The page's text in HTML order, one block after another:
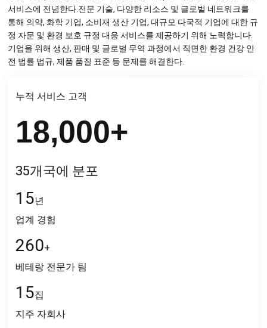
서비스에 전념한다.전문 기술, 다양한 리소스 및 글로벌 네트워크를
통해 의약, 화학 기업, 소비재 생산 기업, 대규모 다국적 기업에 대한 규
정 자문 및 환경 보호 규정 대응 서비스를 제공하기 위해 노력합니다.
기업을 위해 생산, 판매 및 글로벌 무역 과정에서 직면한 환경 건강 안
전 법률 법규, 제품 품질 표준 등 문제를 해결한다.
누적 서비스 고객
18,000+
35개국에 분포
15년
업계 경험
260+
베테랑 전문가 팀
15집
지주 자회사